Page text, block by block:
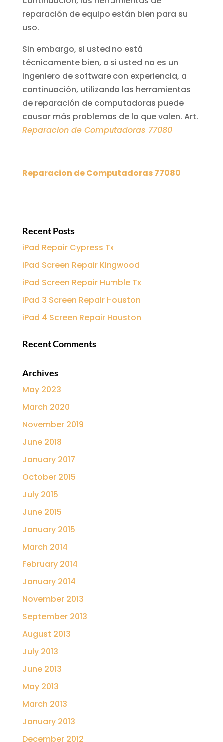
reparación de equipo están bien para su
uso.
Sin embargo, si usted no está
técnicamente bien, o si usted no es un
ingeniero de software con experiencia, a
continuación, utilizando las herramientas
de reparación de computadoras puede
causar más problemas de lo que valen. Art.
Reparacion de Computadoras 77080
Reparacion de Computadoras 77080
Recent Posts
iPad Repair Cypress Tx
iPad Screen Repair Kingwood
iPad Screen Repair Humble Tx
iPad 3 Screen Repair Houston
iPad 4 Screen Repair Houston
Recent Comments
Archives
May 2023
March 2020
November 2019
June 2018
January 2017
October 2015
July 2015
June 2015
January 2015
March 2014
February 2014
January 2014
November 2013
September 2013
August 2013
July 2013
June 2013
May 2013
March 2013
January 2013
December 2012